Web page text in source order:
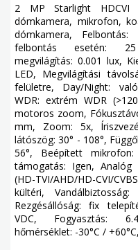
2 MP Starlight HDCVI
dómkamera, mikrofon,
dómkamera,
felbontás esetén:
megvilágítás: 0.001 lux,
LED, Megvilágítási
felületre, Day/Night:
WDR: extrém WDR
motoros zoom,
mm, Zoom: 5x,
látószög: 30° - 108°,
56°, Beépített
támogatás: Igen,
(HD-TVI/AHD/HD-CVI/
kültéri,
Rezgésállóság: fix
VDC, Fogyasztás:
hőmérséklet: -30°C /